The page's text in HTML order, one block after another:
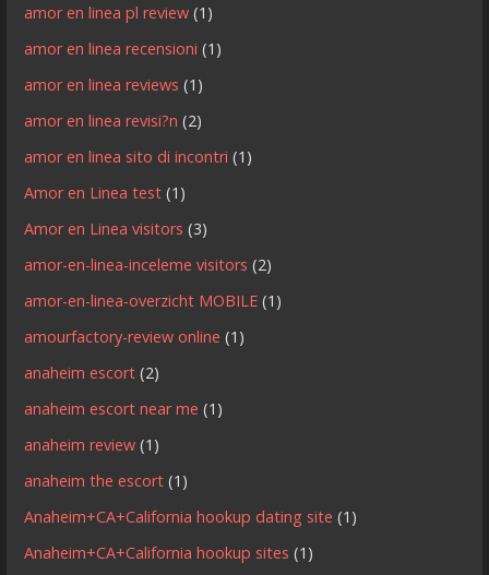
amor en linea pl review (1)
amor en linea recensioni (1)
amor en linea reviews (1)
amor en linea revisi?n (2)
amor en linea sito di incontri (1)
Amor en Linea test (1)
Amor en Linea visitors (3)
amor-en-linea-inceleme visitors (2)
amor-en-linea-overzicht MOBILE (1)
amourfactory-review online (1)
anaheim escort (2)
anaheim escort near me (1)
anaheim review (1)
anaheim the escort (1)
Anaheim+CA+California hookup dating site (1)
Anaheim+CA+California hookup sites (1)